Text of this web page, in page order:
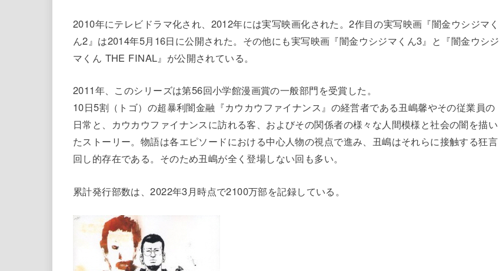
2010年にテレビドラマ化され、2012年には実写映画化された。2作目の実写映画『闇金ウシジマく
ん2』は2014年5月16日に公開された。その他にも実写映画『闇金ウシジマくん3』と『闇金ウシジ
マくん THE FINAL』が公開されている。
2011年、このシリーズは第56回小学館漫画賞の一般部門を受賞した。
10日5割（トゴ）の超暴利闇金融『カウカウファイナンス』の経営者である丑嶋馨やその従業員の
日常と、カウカウファイナンスに訪れる客、およびその関係者の様々な人間模様と社会の闇を描い
たストーリー。物語は各エピソードにおける中心人物の視点で進み、丑嶋はそれらに接触する狂言
回し的存在である。そのため丑嶋が全く登場しない回も多い。
累計発行部数は、2022年3月時点で2100万部を記録している。